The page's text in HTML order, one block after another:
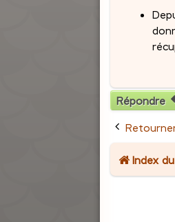
Répondre
Index